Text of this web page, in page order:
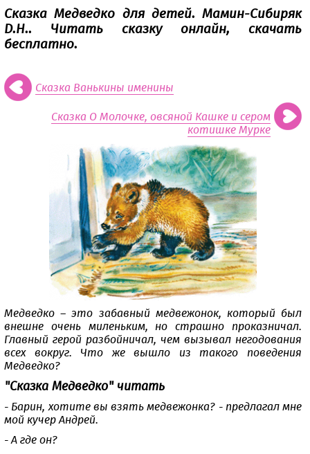
Сказка Медведко для детей. Мамин-Сибиряк
Д.Н.. Читать сказку онлайн, скачать
бесплатно.
Сказка Ванькины именины
Сказка О Молочке, овсяной Кашке и сером
котишке Мурке
Медведко – это забавный медвежонок, который был
внешне очень миленьким, но страшно проказничал.
Главный герой разбойничал, чем вызывал негодования
всех вокруг. Что же вышло из такого поведения
Медведко?
"Сказка Медведко" читать
- Барин, хотите вы взять медвежонка? - предлагал мне
мой кучер Андрей.
- А где он?